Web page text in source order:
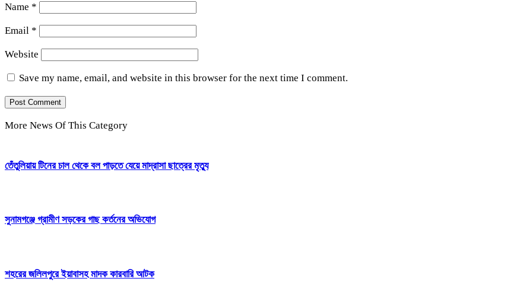
Name *
Email *
Website
Save my name, email, and website in this browser for the next time I comment.
More News Of This Category
তেঁতুলিয়ায় টিনের চাল থেকে বল পাড়তে যেয়ে মাদ্রাসা ছাত্রের মৃত্যু
সুনামগঞ্জে গ্রামীণ সড়কের গাছ কর্তনের অভিযোগ
শহরের জলিলপুরে ইয়াবাসহ মাদক কারবারি আটক